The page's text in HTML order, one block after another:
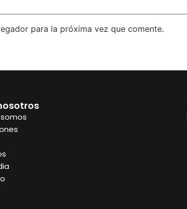
para la próxima vez que comente.